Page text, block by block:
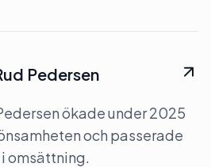
Pedersen
ökade under 2025
och passerade
omsättning.